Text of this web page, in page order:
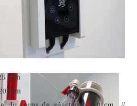
mm
mm